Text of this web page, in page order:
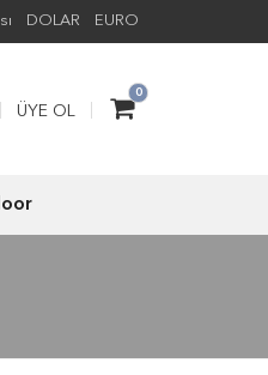
DOLAR EURO
0
ÜYE OL